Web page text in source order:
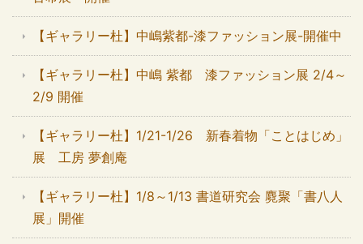
【ギャラリー杜】中嶋紫都-漆ファッション展-開催中
【ギャラリー杜】中嶋 紫都 漆ファッション展 2/4～
2/9 開催
【ギャラリー杜】1/21-1/26 新春着物「ことはじめ」
展 工房 夢創庵
【ギャラリー杜】1/8～1/13 書道研究会 麑聚「書八人
展」開催